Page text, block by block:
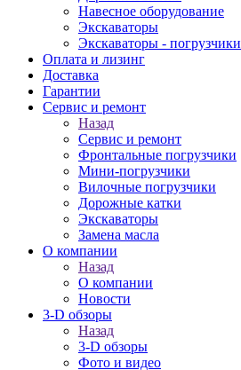
Навесное оборудование
Экскаваторы
Экскаваторы - погрузчики
Оплата и лизинг
Доставка
Гарантии
Сервис и ремонт
Назад
Сервис и ремонт
Фронтальные погрузчики
Мини-погрузчики
Вилочные погрузчики
Дорожные катки
Экскаваторы
Замена масла
О компании
Назад
О компании
Новости
3-D обзоры
Назад
3-D обзоры
Фото и видео